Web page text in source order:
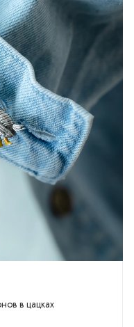
в цацках